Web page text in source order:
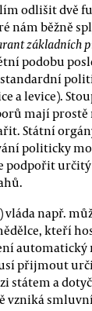
odlišit dvě
nám běžně
základních
podobu
a levice).
mají prostě
Státní
politicky
podpořit
vláda např.
kteří
automatický
přijmout
státem a
vzniká